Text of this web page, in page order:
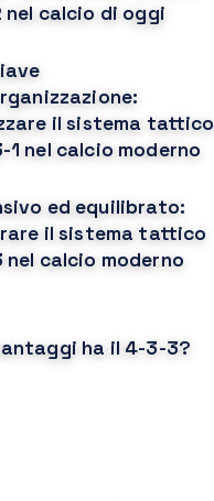
nel calcio di oggi
il sistema tattico
1 nel calcio moderno
ed equilibrato:
il sistema tattico
nel calcio moderno
ha il 4-3-3?